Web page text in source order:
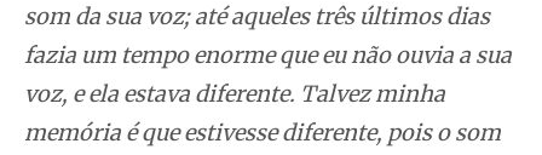
som da sua voz; até aqueles três últimos dias
fazia um tempo enorme que eu não ouvia a sua
voz, e ela estava diferente. Talvez minha
memória é que estivesse diferente, pois o som